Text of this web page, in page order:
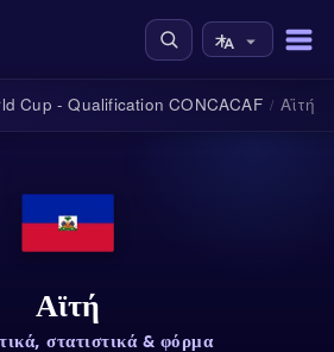
Cup - Qualification CONCACAF / Αϊτή
Αϊτή
στατιστικά & φόρμα